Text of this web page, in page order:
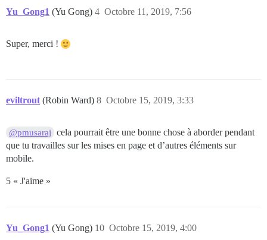
Yu_Gong1 (Yu Gong) Octobre 11, 2019, 7:56
4
Super, merci !
eviltrout (Robin Ward) Octobre 15, 2019, 3:33
8
@pmusaraj
cela pourrait être une bonne chose à aborder pendant
que tu travailles sur les mises en page et d’autres éléments sur
mobile.
5 « J'aime »
Yu_Gong1 (Yu Gong) Octobre 15, 2019, 4:00
10